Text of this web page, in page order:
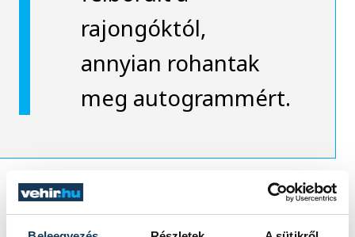
rajongóktól,
annyian rohantak
meg autogrammért.
Ott találtuk magunkat a zeneiparban.